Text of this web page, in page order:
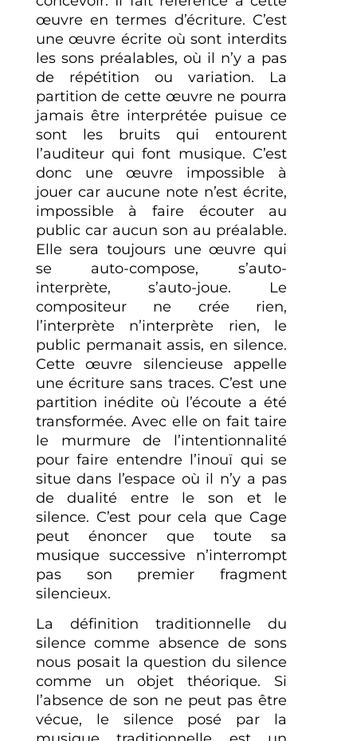
œuvre en termes d’écriture. C’est
une œuvre écrite où sont interdits
les sons préalables, où il n’y a pas
de répétition ou variation. La
partition de cette œuvre ne pourra
jamais être interprétée puisue ce
sont les bruits qui entourent
l’auditeur qui font musique. C’est
donc une œuvre impossible à
jouer car aucune note n’est écrite,
impossible à faire écouter au
public car aucun son au préalable.
Elle sera toujours une œuvre qui
se auto-compose, s’auto-
interprète, s’auto-joue. Le
compositeur ne crée rien,
l’interprète n’interprète rien, le
public permanait assis, en silence.
Cette œuvre silencieuse appelle
une écriture sans traces. C’est une
partition inédite où l’écoute a été
transformée. Avec elle on fait taire
le murmure de l’intentionnalité
pour faire entendre l’inouï qui se
situe dans l’espace où il n’y a pas
de dualité entre le son et le
silence. C’est pour cela que Cage
peut énoncer que toute sa
musique successive n’interrompt
pas son premier fragment
silencieux.
La définition traditionnelle du
silence comme absence de sons
nous posait la question du silence
comme un objet théorique. Si
l’absence de son ne peut pas être
vécue, le silence posé par la